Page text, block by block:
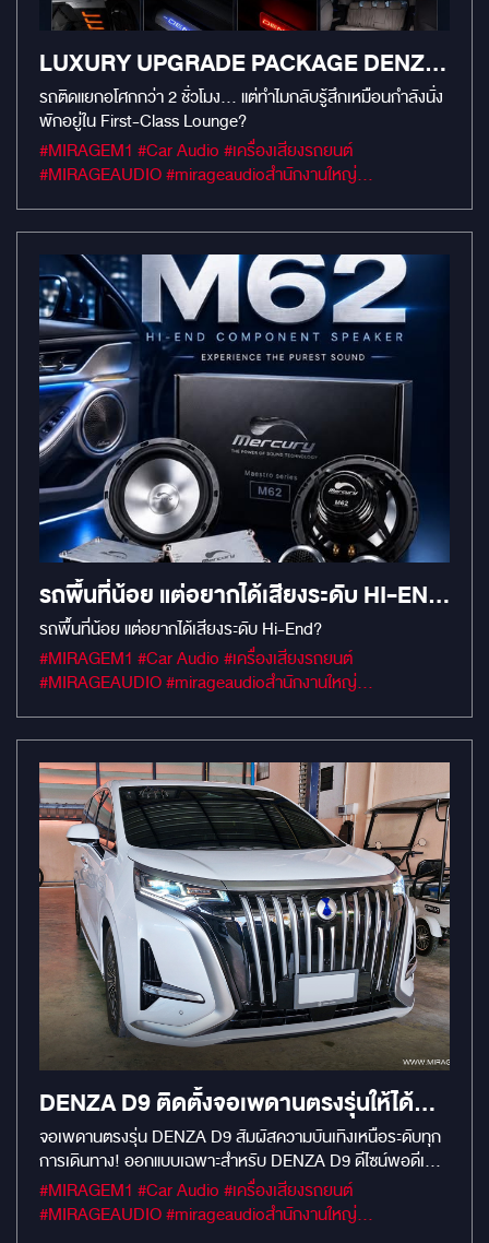
LUXURY UPGRADE PACKAGE DENZA
D9 FIRST-CLASS EXPERIENCE
รถติดแยกอโศกกว่า 2 ชั่วโมง… แต่ทำไมกลับรู้สึกเหมือนกำลังนั่ง
พักอยู่ใน First-Class Lounge?
#MIRAGEM1 #Car Audio #เครื่องเสียงรถยนต์
#MIRAGEAUDIO #mirageaudioสำนักงานใหญ่
รถพื้นที่น้อย แต่อยากได้เสียงระดับ HI-END
จบปัญหาด้วย MERCURY M62 ลำโพง
สเปกเทพตัวท็อป
รถพื้นที่น้อย แต่อยากได้เสียงระดับ Hi-End?
#MIRAGEM1 #Car Audio #เครื่องเสียงรถยนต์
#MIRAGEAUDIO #mirageaudioสำนักงานใหญ่
DENZA D9 ติดตั้งจอเพดานตรงรุ่นให้ได้
สัมผัสความบันเทิงเหนือระดับทุกการเดิน
ทาง!
จอเพดานตรงรุ่น DENZA D9 สัมผัสความบันเทิงเหนือระดับทุก
การเดินทาง! ออกแบบเฉพาะสำหรับ DENZA D9 ดีไซน์พอดีเป๊ะ!
ติดตั้งแนบเนียนกับเพดานเดิม ไม่เจาะ ไม่ดัดแปลง หน้าจอใหญ่
เต็มตา ขนาด 15.6 นิ้ว ให้ภาพคมชัดระดับ Full HD ดูหนัง
#MIRAGEM1 #Car Audio #เครื่องเสียงรถยนต์
#MIRAGEAUDIO #mirageaudioสำนักงานใหญ่